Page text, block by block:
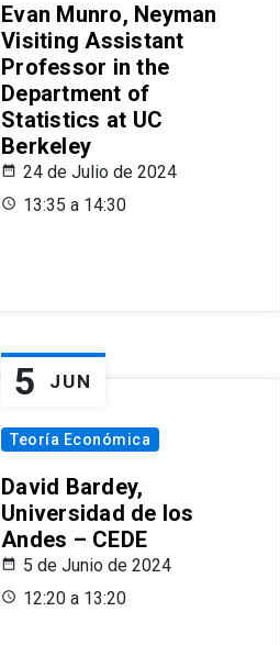
Evan Munro, Neyman
Visiting Assistant
Professor in the
Department of
Statistics at UC
Berkeley
24 de Julio de 2024
13:35 a 14:30
5 JUN
Teoría Económica
David Bardey,
Universidad de los
Andes – CEDE
5 de Junio de 2024
12:20 a 13:20